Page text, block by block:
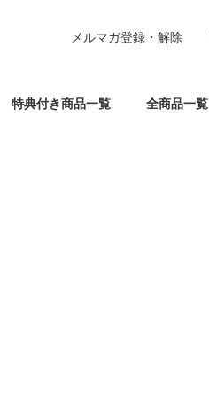
特典付き商品一覧 全商品一覧
メルマガ登録・解除